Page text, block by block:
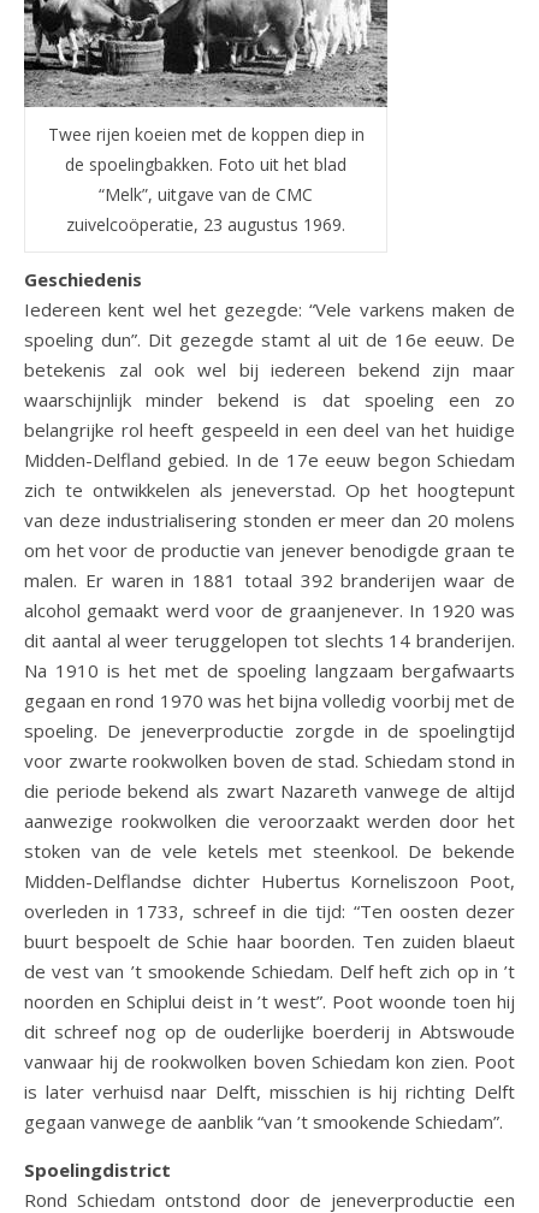
Twee rijen koeien met de koppen diep in
de spoelingbakken. Foto uit het blad
“Melk”, uitgave van de CMC
zuivelcoöperatie, 23 augustus 1969.
Geschiedenis
Iedereen kent wel het gezegde: “Vele varkens maken de
spoeling dun”. Dit gezegde stamt al uit de 16e eeuw. De
betekenis zal ook wel bij iedereen bekend zijn maar
waarschijnlijk minder bekend is dat spoeling een zo
belangrijke rol heeft gespeeld in een deel van het huidige
Midden-Delfland gebied. In de 17e eeuw begon Schiedam
zich te ontwikkelen als jeneverstad. Op het hoogtepunt
van deze industrialisering stonden er meer dan 20 molens
om het voor de productie van jenever benodigde graan te
malen. Er waren in 1881 totaal 392 branderijen waar de
alcohol gemaakt werd voor de graanjenever. In 1920 was
dit aantal al weer teruggelopen tot slechts 14 branderijen.
Na 1910 is het met de spoeling langzaam bergafwaarts
gegaan en rond 1970 was het bijna volledig voorbij met de
spoeling. De jeneverproductie zorgde in de spoelingtijd
voor zwarte rookwolken boven de stad. Schiedam stond in
die periode bekend als zwart Nazareth vanwege de altijd
aanwezige rookwolken die veroorzaakt werden door het
stoken van de vele ketels met steenkool. De bekende
Midden-Delflandse dichter Hubertus Korneliszoon Poot,
overleden in 1733, schreef in die tijd: “Ten oosten dezer
buurt bespoelt de Schie haar boorden. Ten zuiden blaeut
de vest van ’t smookende Schiedam. Delf heft zich op in ’t
noorden en Schiplui deist in ’t west”. Poot woonde toen hij
dit schreef nog op de ouderlijke boerderij in Abtswoude
vanwaar hij de rookwolken boven Schiedam kon zien. Poot
is later verhuisd naar Delft, misschien is hij richting Delft
gegaan vanwege de aanblik “van ’t smookende Schiedam”.
Spoelingdistrict
Rond Schiedam ontstond door de jeneverproductie een